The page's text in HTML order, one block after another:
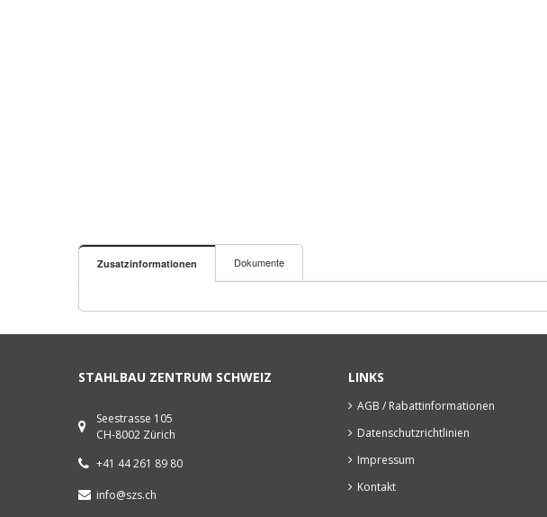
Zusatzinformationen Dokumente
STAHLBAU ZENTRUM SCHWEIZ
Seestrasse 105
CH-8002 Zürich
+41 44 261 89 80
info@szs.ch
LINKS
AGB / Rabattinformationen
Datenschutzrichtlinien
Impressum
Kontakt